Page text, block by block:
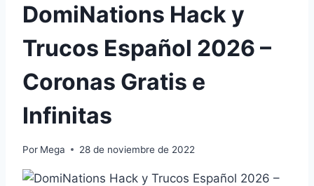
DomiNations Hack y
Trucos Español 2026 –
Coronas Gratis e
Infinitas
Por Mega 28 de noviembre de 2022